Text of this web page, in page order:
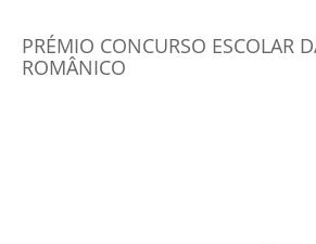
PRÉMIO CONCURSO ESCOLAR
ROMÂNICO